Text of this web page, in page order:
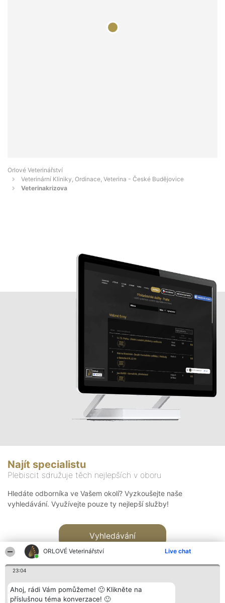
ORLOVÉ Veterinářství Live chat
23:04
Ahoj, rádi Vám pomůžeme! 🙂 Klikněte na
příslušnou téma konverzace! 🙂
Orlové Veterinářství
Veterinární Kliniky, Ordinace, Veterina - České Budějovice
Veterinakrizova
Najít specialistu
Plebiscit sdružuje těch nejlepších v oboru
Hledáte odborníka ve Vašem okolí? Vyzkoušejte naše
vyhledávání. Využívejte pouze ty nejlepší služby!
Vyhledávání